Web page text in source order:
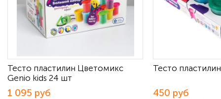
Тесто пластилин Цветомикс
Genio kids 24 шт
1 095 руб
Тесто
450 руб